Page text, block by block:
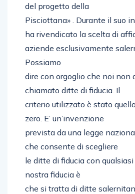
del progetto della
Pisciottana» . Durante il suo
ha rivendicato la scelta di
aziende esclusivamente
Possiamo
dire con orgoglio che noi non
chiamato ditte di fiducia. Il
criterio utilizzato è stato
zero. E’ un’invenzione
prevista da una legge
che consente di scegliere
le ditte di fiducia con
nostra fiducia è
che si tratta di ditte